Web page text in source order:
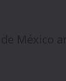
México